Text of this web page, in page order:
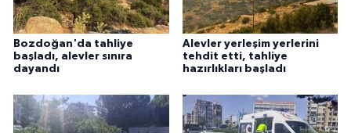
Bozdoğan'da tahliye
başladı, alevler sınıra
dayandı
Alevler yerleşim yerlerini
tehdit etti, tahliye
hazırlıkları başladı